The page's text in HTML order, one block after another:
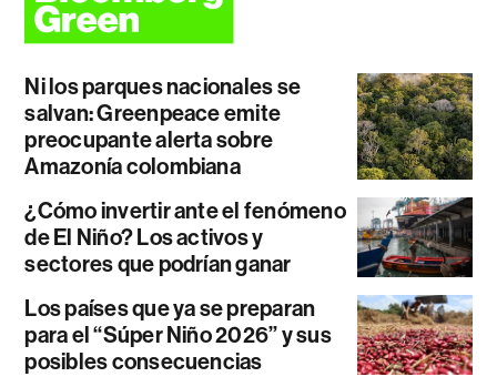
Ni los parques nacionales se
salvan: Greenpeace emite
preocupante alerta sobre
Amazonía colombiana
¿Cómo invertir ante el fenómeno
de El Niño? Los activos y
sectores que podrían ganar
Los países que ya se preparan
para el “Súper Niño 2026” y sus
posibles consecuencias